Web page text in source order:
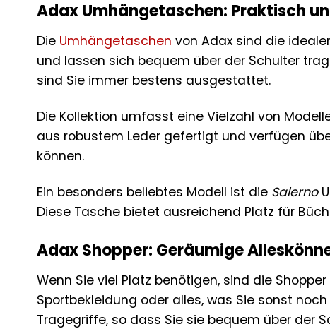
Adax Umhängetaschen: Praktisch
Die Umhängetaschen von Adax sind die
und lassen sich bequem über der Schulter
sind Sie immer bestens ausgestattet.
Die Kollektion umfasst eine Vielzahl von
aus robustem Leder gefertigt und verfügen
können.
Ein besonders beliebtes Modell ist die Salerno
Diese Tasche bietet ausreichend Platz für
Adax Shopper: Geräumige
Wenn Sie viel Platz benötigen, sind die
Sportbekleidung oder alles, was Sie sonst
Tragegriffe, so dass Sie sie bequem über der